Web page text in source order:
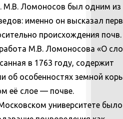
М.В. Ломоносов был одним из
именно он высказал
происхождения почв.
М.В. Ломоносова «О
в 1763 году, содержит
об особенностях земной
её слое — почве.
университете было